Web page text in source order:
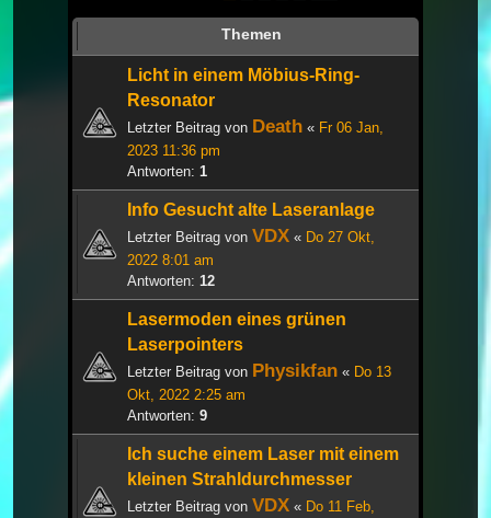
Themen
Licht in einem Möbius-Ring-
Resonator
Letzter Beitrag von Death « Fr 06 Jan,
2023 11:36 pm
Antworten: 1
Info Gesucht alte Laseranlage
Letzter Beitrag von VDX « Do 27 Okt,
2022 8:01 am
Antworten: 12
Lasermoden eines grünen
Laserpointers
Letzter Beitrag von Physikfan « Do 13
Okt, 2022 2:25 am
Antworten: 9
Ich suche einem Laser mit einem
kleinen Strahldurchmesser
Letzter Beitrag von VDX « Do 11 Feb,